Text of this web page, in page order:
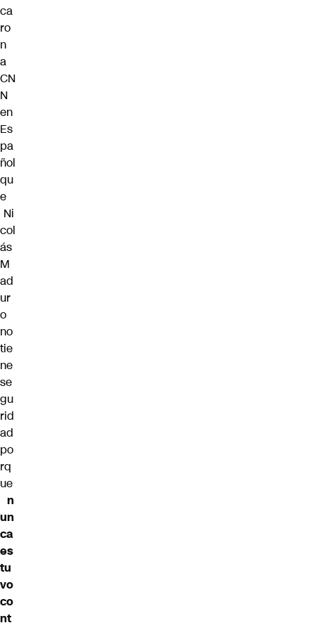
ca
ro
n
a
CN
N
en
Es
pa
ñol
qu
e
Ni
col
ás
M
ad
ur
o
no
tie
ne
se
gu
rid
ad
po
rq
ue
n
un
ca
es
tu
vo
co
nt